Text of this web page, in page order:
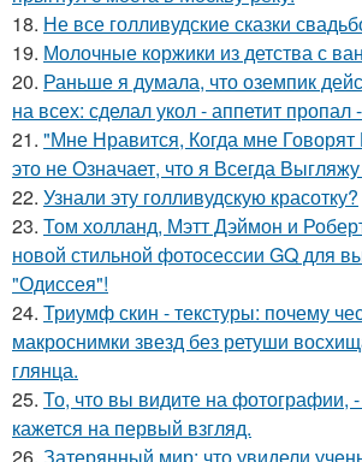
18. Не все голливудские сказки
19. Молочные коржики из детства с
20. Раньше я думала, что оземпик
на всех: сделал укол - аппетит
21. "Мне Нравится, Когда мне
это не Означает, что я Всегда
22. Узнали эту голливудскую красотку?
23. Том холланд, Мэтт Дэймон и
новой стильной фотосессии GQ для
"Одиссея"!
24. Триумф скин - текстуры: почему
макроснимки звезд без ретуши
глянца.
25. То, что вы видите на фотографии,
кажется на первый взгляд.